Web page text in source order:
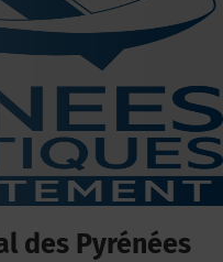
des Pyrénées